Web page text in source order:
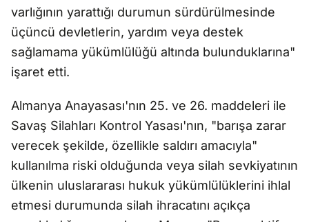
varlığının yarattığı durumun sürdürülmesinde
üçüncü devletlerin, yardım veya destek
sağlamama yükümlülüğü altında bulunduklarına"
işaret etti.
Almanya Anayasası'nın 25. ve 26. maddeleri ile
Savaş Silahları Kontrol Yasası'nın, "barışa zarar
verecek şekilde, özellikle saldırı amacıyla"
kullanılma riski olduğunda veya silah sevkiyatının
ülkenin uluslararası hukuk yükümlülüklerini ihlal
etmesi durumunda silah ihracatını açıkça